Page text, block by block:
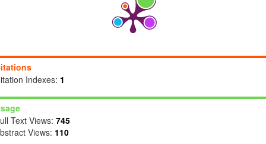
Indexes: 1
Text Views: 745
Views: 110